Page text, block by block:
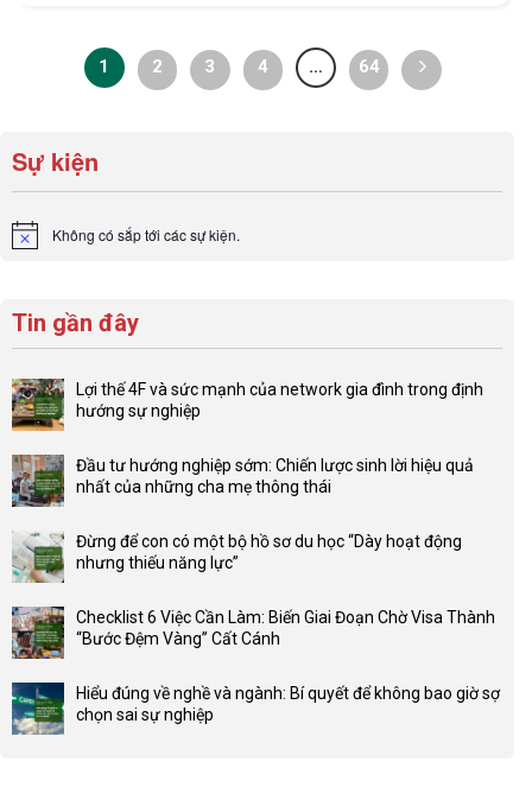
1 2 3 4 … 64
Sự kiện
Notice Không có sắp tới các sự kiện.
Tin gần đây
Lợi thế 4F và sức mạnh của network gia đình trong định
hướng sự nghiệp
bình
luận
Lợi
thế
sức
mạnh
network
gia
đình
Đầu tư hướng nghiệp sớm: Chiến lược sinh lời hiệu quả
nhất của những cha mẹ thông thái
bình
luận
Đầu
tư
sớm:
Chiến
Đừng để con có một bộ hồ sơ du học “Dày hoạt động
nhưng thiếu năng lực”
bình
luận
Đừng
để
Checklist 6 Việc Cần Làm: Biến Giai Đoạn Chờ Visa Thành
“Bước Đệm Vàng” Cất Cánh
bình
luận
Hiểu đúng về nghề và ngành: Bí quyết để không bao giờ sợ
chọn sai sự nghiệp